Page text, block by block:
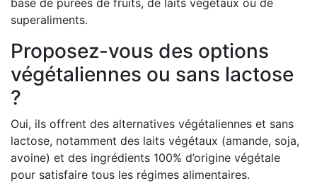
base de purées de fruits, de laits végétaux ou de
superaliments.
Proposez-vous des options
végétaliennes ou sans lactose
?
Oui, ils offrent des alternatives végétaliennes et sans
lactose, notamment des laits végétaux (amande, soja,
avoine) et des ingrédients 100% d’origine végétale
pour satisfaire tous les régimes alimentaires.